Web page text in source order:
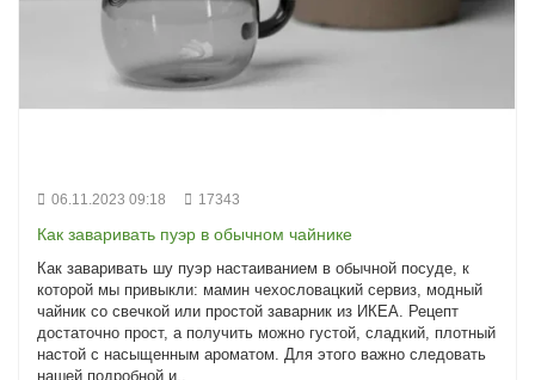
06.11.2023 09:18 17343
Как заваривать пуэр в обычном чайнике
Как заваривать шу пуэр настаиванием в обычной посуде, к
которой мы привыкли: мамин чехословацкий сервиз, модный
чайник со свечкой или простой заварник из ИКЕА. Рецепт
достаточно прост, а получить можно густой, сладкий, плотный
настой с насыщенным ароматом. Для этого важно следовать
нашей подробной и..